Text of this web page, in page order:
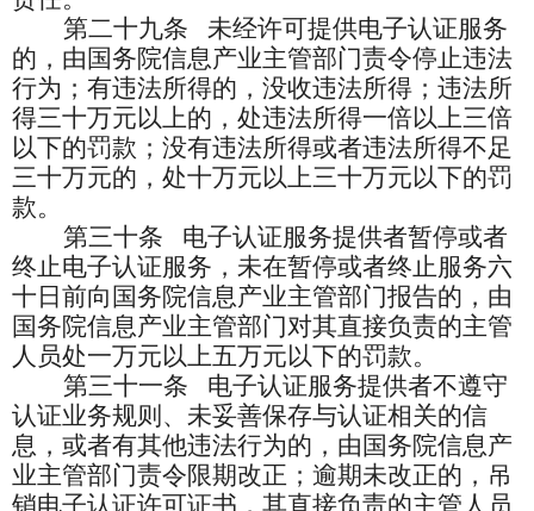
第二十九条
未经许可提供电子认证服务
的，由国务院信息产业主管部门责令停止违法
行为；有违法所得的，没收违法所得；违法所
得三十万元以上的，处违法所得一倍以上三倍
以下的罚款；没有违法所得或者违法所得不足
三十万元的，处十万元以上三十万元以下的罚
款。
第三十条
电子认证服务提供者暂停或者
终止电子认证服务，未在暂停或者终止服务六
十日前向国务院信息产业主管部门报告的，由
国务院信息产业主管部门对其直接负责的主管
人员处一万元以上五万元以下的罚款。
第三十一条
电子认证服务提供者不遵守
认证业务规则、未妥善保存与认证相关的信
息，或者有其他违法行为的，由国务院信息产
业主管部门责令限期改正；逾期未改正的，吊
销电子认证许可证书，其直接负责的主管人员